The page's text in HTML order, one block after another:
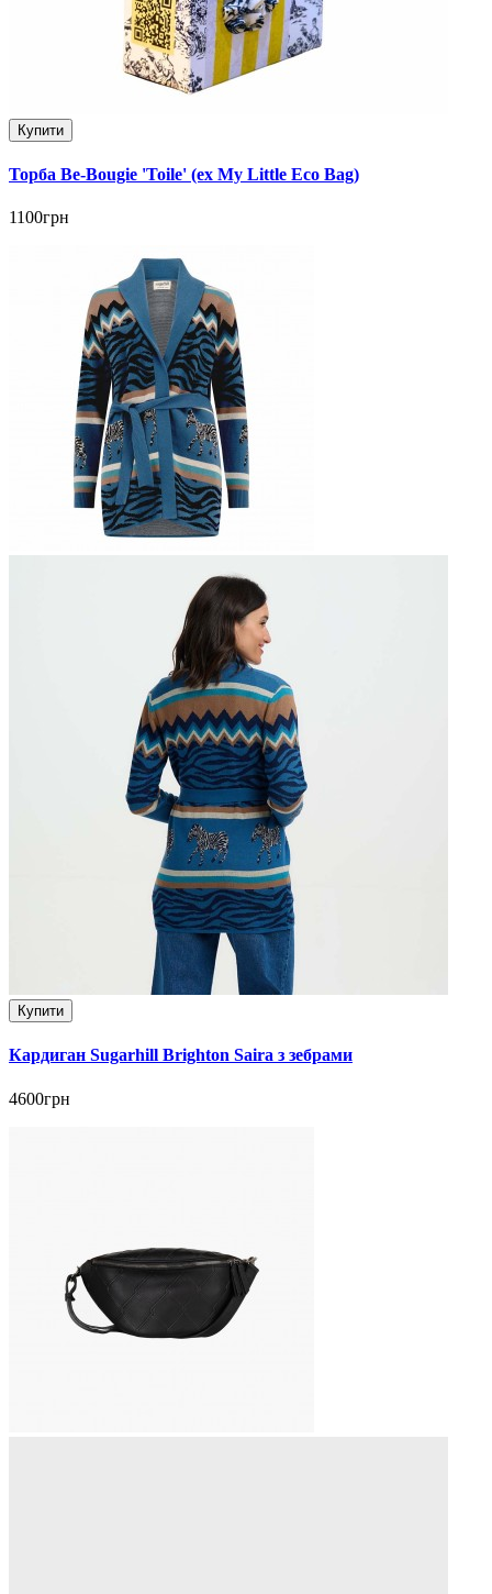
Купити
Торба Be-Bougie 'Toile' (ex My Little Eco Bag)
1100грн
Купити
Кардиган Sugarhill Brighton Saira з зебрами
4600грн